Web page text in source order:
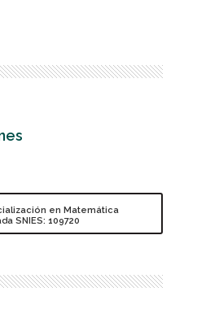
en Matemática
SNIES: 109720